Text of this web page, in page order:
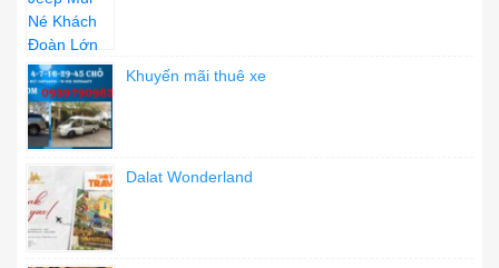
Khuyến mãi thuê xe
Dalat Wonderland